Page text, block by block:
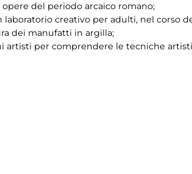
del periodo arcaico romano;
creativo per adulti, nel corso
dei manufatti in argilla;
artisti per comprendere le tecniche